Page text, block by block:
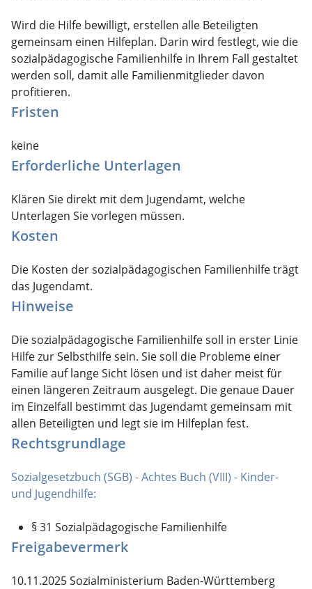
Wird die Hilfe bewilligt, erstellen alle Beteiligten
gemeinsam einen Hilfeplan. Darin wird festlegt, wie die
sozialpädagogische Familienhilfe in Ihrem Fall gestaltet
werden soll, damit alle Familienmitglieder davon
profitieren.
Fristen
keine
Erforderliche Unterlagen
Klären Sie direkt mit dem Jugendamt, welche
Unterlagen Sie vorlegen müssen.
Kosten
Die Kosten der sozialpädagogischen Familienhilfe trägt
das Jugendamt.
Hinweise
Die sozialpädagogische Familienhilfe soll in erster Linie
Hilfe zur Selbsthilfe sein. Sie soll die Probleme einer
Familie auf lange Sicht lösen und ist daher meist für
einen längeren Zeitraum ausgelegt. Die genaue Dauer
im Einzelfall bestimmt das Jugendamt gemeinsam mit
allen Beteiligten und legt sie im Hilfeplan fest.
Rechtsgrundlage
Sozialgesetzbuch (SGB) - Achtes Buch (VIII) - Kinder-
und Jugendhilfe:
§ 31 Sozialpädagogische Familienhilfe
Freigabevermerk
10.11.2025 Sozialministerium Baden-Württemberg